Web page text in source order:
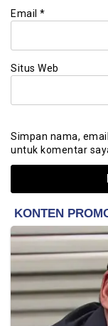
Email *
Situs Web
Simpan nama,
untuk komentar